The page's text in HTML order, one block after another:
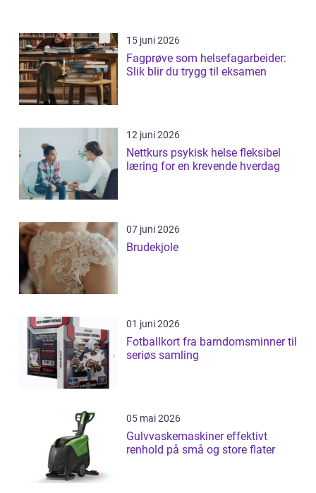
15 juni 2026
Fagprøve som helsefagarbeider:
Slik blir du trygg til eksamen
12 juni 2026
Nettkurs psykisk helse fleksibel
læring for en krevende hverdag
07 juni 2026
Brudekjole
01 juni 2026
Fotballkort fra barndomsminner til
seriøs samling
05 mai 2026
Gulvvaskemaskiner effektivt
renhold på små og store flater